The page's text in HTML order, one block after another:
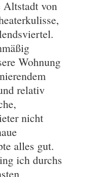
Altstadt von
Wohnung
relativ
nicht
alles gut.
ich durchs